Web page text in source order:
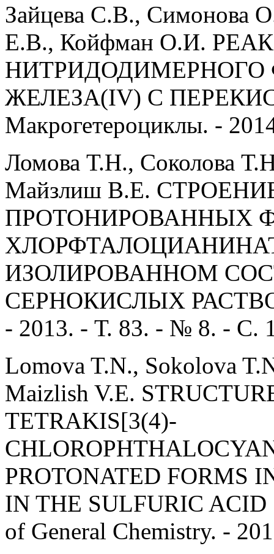
Зайцева С.В., Симонова
Е.В., Койфман О.И.
ЖЕЛЕЗА(IV) С
Макрогетероциклы. -
Ломова Т.Н., Соколова
Майзлиш В.Е.
ПРОТОНИРОВАННЫХ
ИЗОЛИРОВАННОМ
СЕРНОКИСЛЫХ
- 2013. - Т. 83. - № 8. - С.
Lomova T.N., Sokolova
Maizlish V.E.
TETRAKIS[3(4)-
PROTONATED FORMS
IN THE SULFURIC ACID
of General Chemistry. -